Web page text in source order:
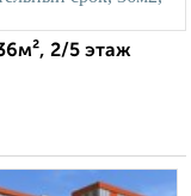
2/5 этаж